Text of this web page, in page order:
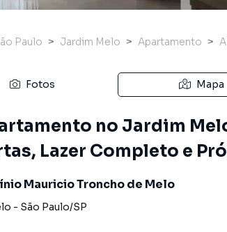
Paulo Jardim Melo Apartamento
Fotos Mapa
no Jardim
Lazer Completo e
Mauricio Troncho de Melo
- São Paulo/SP